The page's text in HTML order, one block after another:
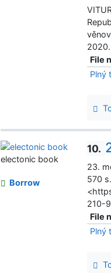
File
Plný
10.
23.
570
210-
File
Plný
electonic book
Borrow